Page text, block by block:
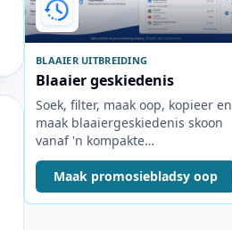
BLAAIER UITBREIDING
Blaaier geskiedenis
Soek, filter, maak oop, kopieer en
maak blaaiergeskiedenis skoon
vanaf 'n kompakte
nutsbalkopspringer.
Maak promosiebladsy oop